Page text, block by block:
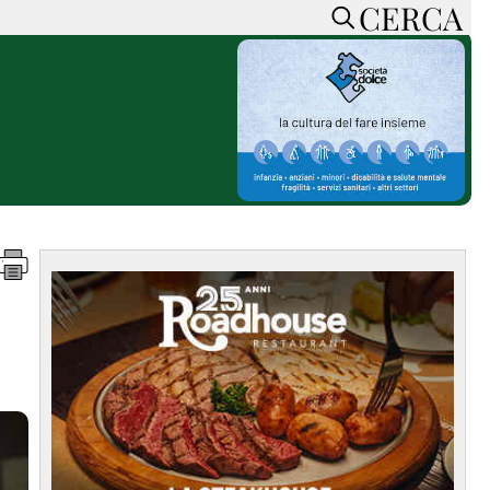
CERCA
ACCEDI o REGISTRATI
CONTATTI
CON NOI
SOSTIENI LA PRESSA
CONOSCI LA PRESSA
COOKIE POLICY
PRIVACY POLICY
FEED RSS
MAPPA DEL SITO
NORMATIVE
DEONTOLOGICHE
CERCA